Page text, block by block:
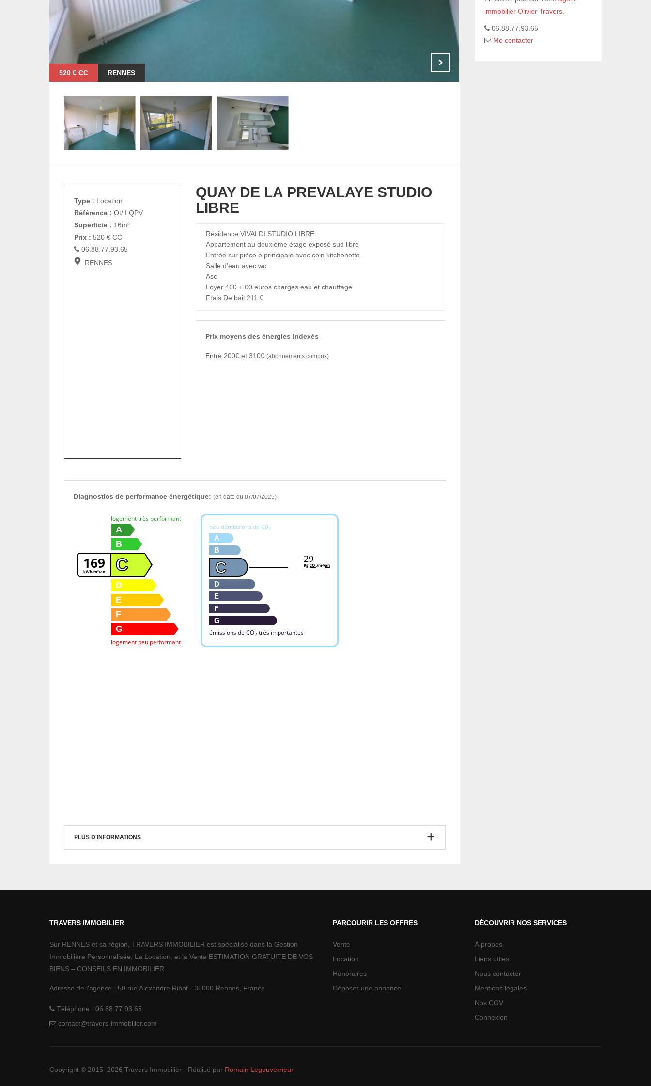
520 € CC RENNES
Type : Location
Référence : Ot/ LQPV
Superficie : 16m²
Prix : 520 € CC
06.88.77.93.65
RENNES
QUAY DE LA PREVALAYE STUDIO
LIBRE
Résidence VIVALDI STUDIO LIBRE
Appartement au deuxième étage exposé sud libre
Entrée sur pièce e principale avec coin kitchenette.
Salle d'eau avec wc
Asc
Loyer 460 + 60 euros charges eau et chauffage
Frais De bail 211 €
Prix moyens des énergies indexés
Entre 200€ et 310€(abonnements compris)
Diagnostics de performance énergétique: (en date du 07/07/2025)
PLUS D'INFORMATIONS
immobilier Olivier Travers.
06.88.77.93.65
Me contacter
TRAVERS IMMOBILIER
Sur RENNES et sa région, TRAVERS IMMOBILIER est spécialisé dans la Gestion
Immobilière Personnalisée, La Location, et la Vente ESTIMATION GRATUITE DE VOS
BIENS – CONSEILS EN IMMOBILIER.
Adresse de l'agence : 50 rue Alexandre Ribot - 35000 Rennes, France
Téléphone : 06.88.77.93.65
contact@travers-immobilier.com
PARCOURIR LES OFFRES
Vente
Location
Honoraires
Déposer une annonce
DÉCOUVRIR NOS SERVICES
À propos
Liens utiles
Nous contacter
Mentions légales
Nos CGV
Connexion
Copyright © 2015–2026 Travers Immobilier - Réalisé par Romain Legouverneur